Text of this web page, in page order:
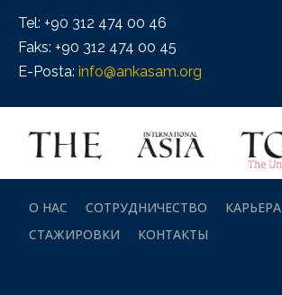
Tel: +90 312 474 00 46
Faks: +90 312 474 00 45
E-Posta: info@ankasam.org
О НАС СОТРУДНИЧЕСТВО
КАРЬЕРА
СТАЖИРОВКИ
КОНТАКТЫ